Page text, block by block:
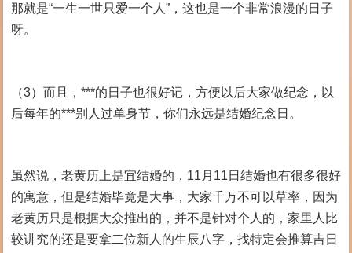
那就是“一生一世只爱一个人”，这也是一个非常浪漫的日子
呀。
（3）而且，***的日子也很好记，方便以后大家做纪念，以
后每年的***别人过单身节，你们永远是结婚纪念日。
虽然说，老黄历上是宜结婚的，11月11日结婚也有很多很好
的寓意，但是结婚毕竟是大事，大家千万不可以草率，因为
老黄历只是根据大众推出的，并不是针对个人的，家里人比
较讲究的还是要拿二位新人的生辰八字，找特定会推算吉日